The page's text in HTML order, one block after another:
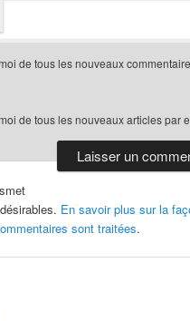
de tous les nouveaux
de tous les nouveaux articles par
En savoir plus sur la
sont traitées.